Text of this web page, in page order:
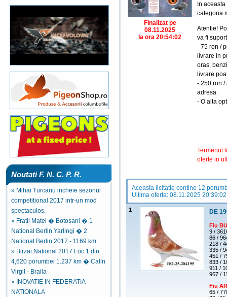
Noutati F. N. C. P. R.
» Mihai Turcanu incheie sezonul
competitional 2017 intr-un mod
spectaculos.
» Fratii Matei � Botosani � 1
National Berlin Yarlingi � 2
National Berlin 2017 - 1169 km
» Birzai National 2017 Loc 1 din
4,620 porumbei 1.237 km � Calin
Virgil - Braila
» INOVATIE IN FEDERATIA
NATIONALA
Finalizat pe
08.11.2025
la ora 20:54:02
In
categoria
Atentie!
va fi
- 75 ron /
livrare in
oras,
livrare
- 250 ron /
adresa.
- O alta
Termenul
oferte in
Aceasta licitatie contine 12
Ultima oferta: 08.11.2025 20:39:02
1 DE
Fiu
9 /
86 /
218 /
335 /
451 /
833 /
911 /
967 /
Fiu
65 /